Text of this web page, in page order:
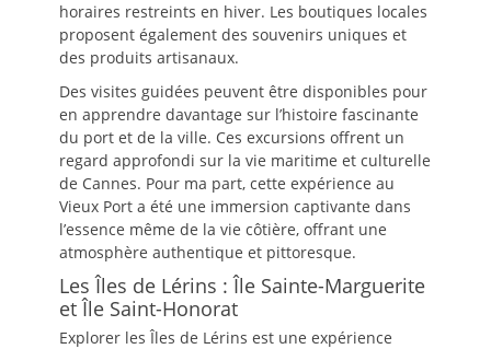
horaires restreints en hiver. Les boutiques locales
proposent également des souvenirs uniques et
des produits artisanaux.
Des visites guidées peuvent être disponibles pour
en apprendre davantage sur l’histoire fascinante
du port et de la ville. Ces excursions offrent un
regard approfondi sur la vie maritime et culturelle
de Cannes. Pour ma part, cette expérience au
Vieux Port a été une immersion captivante dans
l’essence même de la vie côtière, offrant une
atmosphère authentique et pittoresque.
Les Îles de Lérins : Île Sainte-Marguerite
et Île Saint-Honorat
Explorer les Îles de Lérins est une expérience